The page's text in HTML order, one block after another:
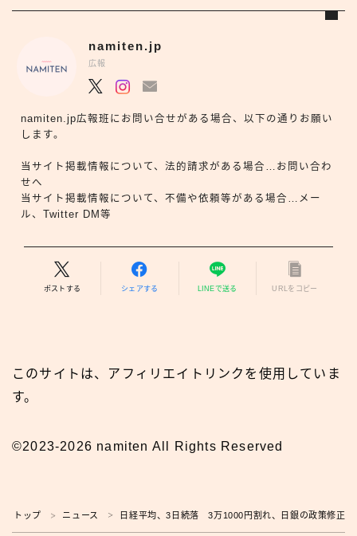
namiten.jp
広報
namiten.jp広報班にお問い合せがある場合、以下の通りお願い
します。
当サイト掲載情報について、法的請求がある場合…お問い合わ
せへ
当サイト掲載情報について、不備や依頼等がある場合…メー
ル、Twitter DM等
ポストする シェアする LINEで送る URLをコピー
このサイトは、アフィリエイトリンクを使用していま
す。
©2023-2026 namiten All Rights Reserved
トップ ＞ ニュース ＞ 日経平均、3日続落 3万1000円割れ、日銀の政策修正警